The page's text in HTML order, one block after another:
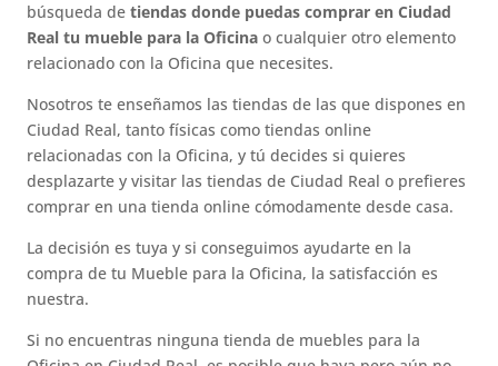
búsqueda detiendas donde puedas comprar en Ciudad
Real tu mueble para la Oficinao cualquier otro elemento
relacionado con la Oficina que necesites.
Nosotros te enseñamos las tiendas de las que dispones en
Ciudad Real, tanto físicas como tiendas online
relacionadas con la Oficina, y tú decides si quieres
desplazarte y visitar las tiendas de Ciudad Real o prefieres
comprar en una tienda online cómodamente desde casa.
La decisión es tuya y si conseguimos ayudarte en la
compra de tu Mueble para la Oficina, la satisfacción es
nuestra.
Si no encuentras ninguna tienda de muebles para la